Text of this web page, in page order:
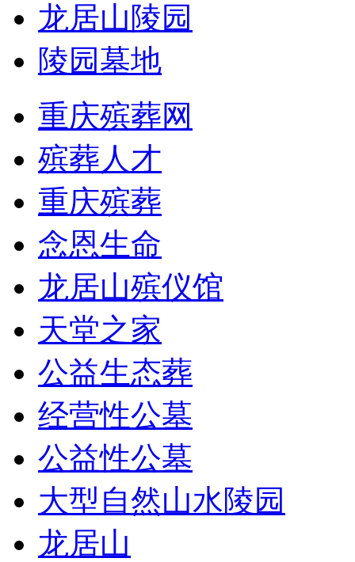
龙居山陵园
陵园墓地
重庆殡葬网
殡葬人才
重庆殡葬
念恩生命
龙居山殡仪馆
天堂之家
公益生态葬
经营性公墓
公益性公墓
大型自然山水陵园
龙居山